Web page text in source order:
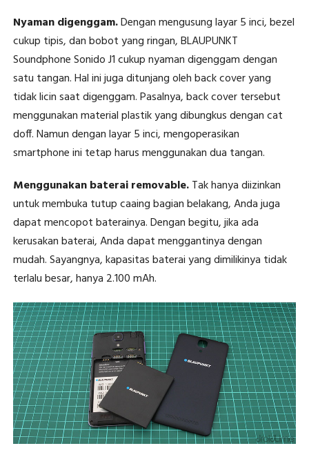
Nyaman digenggam.Dengan mengusung layar 5 inci, bezel
cukup tipis, dan bobot yang ringan, BLAUPUNKT
Soundphone Sonido J1 cukup nyaman digenggam dengan
satu tangan. Hal ini juga ditunjang oleh back cover yang
tidak licin saat digenggam. Pasalnya, back cover tersebut
menggunakan material plastik yang dibungkus dengan cat
doff. Namun dengan layar 5 inci, mengoperasikan
smartphone ini tetap harus menggunakan dua tangan.
Menggunakan baterai removable.Tak hanya diizinkan
untuk membuka tutup caaing bagian belakang, Anda juga
dapat mencopot baterainya. Dengan begitu, jika ada
kerusakan baterai, Anda dapat menggantinya dengan
mudah. Sayangnya, kapasitas baterai yang dimilikinya tidak
terlalu besar, hanya 2.100 mAh.